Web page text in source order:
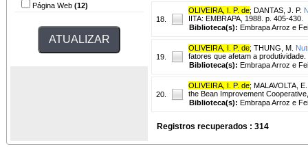
Página Web (12)
18.
OLIVEIRA, I. P. de; DANTAS, J. P.
IITA: EMBRAPA, 1988. p. 405-430.
Biblioteca(s): Embrapa Arroz e
19.
OLIVEIRA, I. P. de; THUNG, M.
fatores que afetam a
Biblioteca(s): Embrapa Arroz e
20.
OLIVEIRA, I. P. de; MALAVOLTA, E.
the Bean Improvement
Biblioteca(s): Embrapa Arroz e
Registros recuperados : 314